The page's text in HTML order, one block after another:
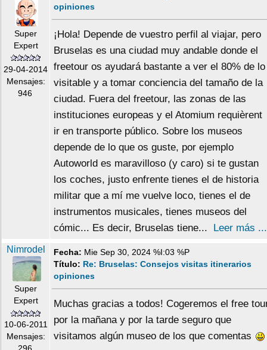
Super
Expert
29-04-2014
Mensajes:
946
opiniones
¡Hola! Depende de vuestro perfil al viajar, pero
Bruselas es una ciudad muy andable donde el
freetour os ayudará bastante a ver el 80% de lo
visitable y a tomar conciencia del tamaño de la
ciudad. Fuera del freetour, las zonas de las
instituciones europeas y el Atomium requièrent
ir en transporte público. Sobre los museos
depende de lo que os guste, por ejemplo
Autoworld es maravilloso (y caro) si te gustan
los coches, justo enfrente tienes el de historia
militar que a mí me vuelve loco, tienes el de
instrumentos musicales, tienes museos del
cómic... Es decir, Bruselas tiene... Leer más ...
Nimrodel
Super
Expert
10-06-2011
Mensajes:
Fecha: Mie Sep 30, 2024 %I:03 %P
Título: Re: Bruselas: Consejos visitas itinerarios
opiniones
Muchas gracias a todos! Cogeremos el free
por la mañana y por la tarde seguro que
visitamos algún museo de los que comentas